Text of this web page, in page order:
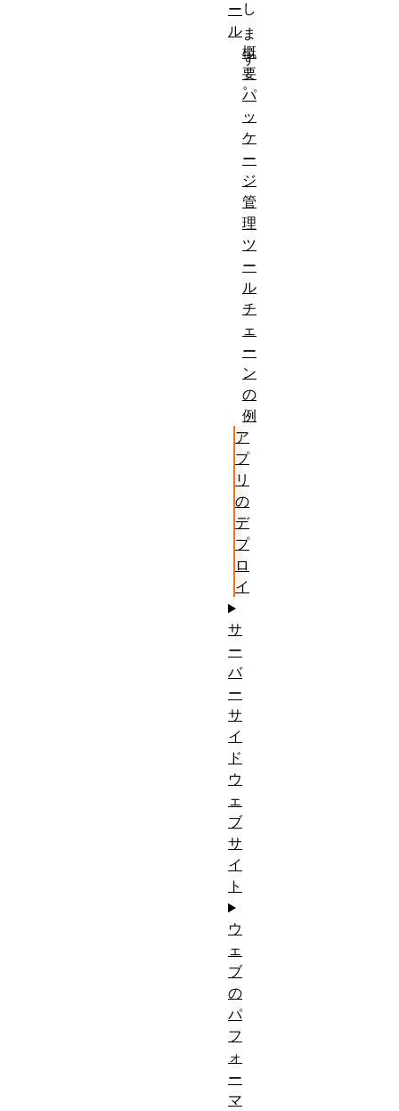
し
ま
す
。
前提
条
件：
目
的：
ー
ル
概
要
パ
ッ
ケ
ー
ジ
管
理
ツ
ー
ル
チ
ェ
ー
ン
の
例
ア
プ
リ
の
デ
プ
ロ
イ
サ
ー
バ
ー
サ
イ
ド
ウ
ェ
ブ
サ
イ
ト
ウ
ェ
ブ
の
パ
フ
ォ
ー
マ